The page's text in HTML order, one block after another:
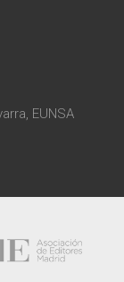
EUNSA